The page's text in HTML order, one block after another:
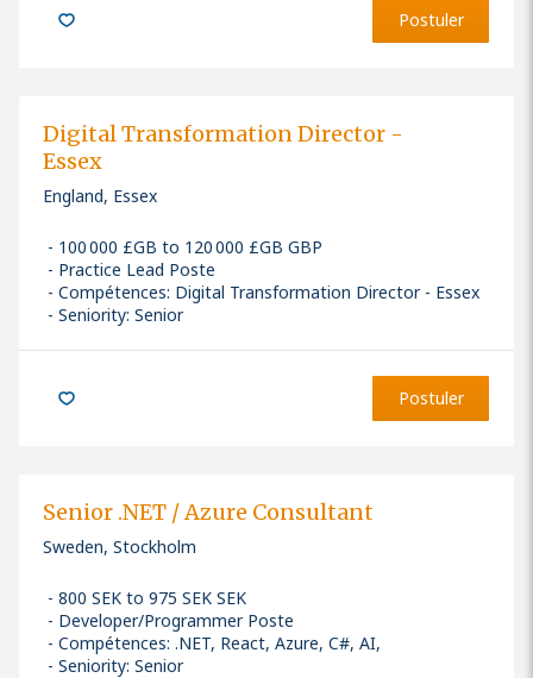
Postuler
Digital Transformation Director -
Essex
England, Essex
100 000 £GB to 120 000 £GB GBP
Practice Lead Poste
Compétences: Digital Transformation Director - Essex
Seniority: Senior
Postuler
Senior .NET / Azure Consultant
Sweden, Stockholm
800 SEK to 975 SEK SEK
Developer/Programmer Poste
Compétences: .NET, React, Azure, C#, AI,
Seniority: Senior